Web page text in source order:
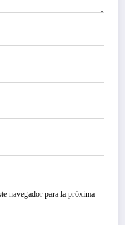
navegador para la próxima